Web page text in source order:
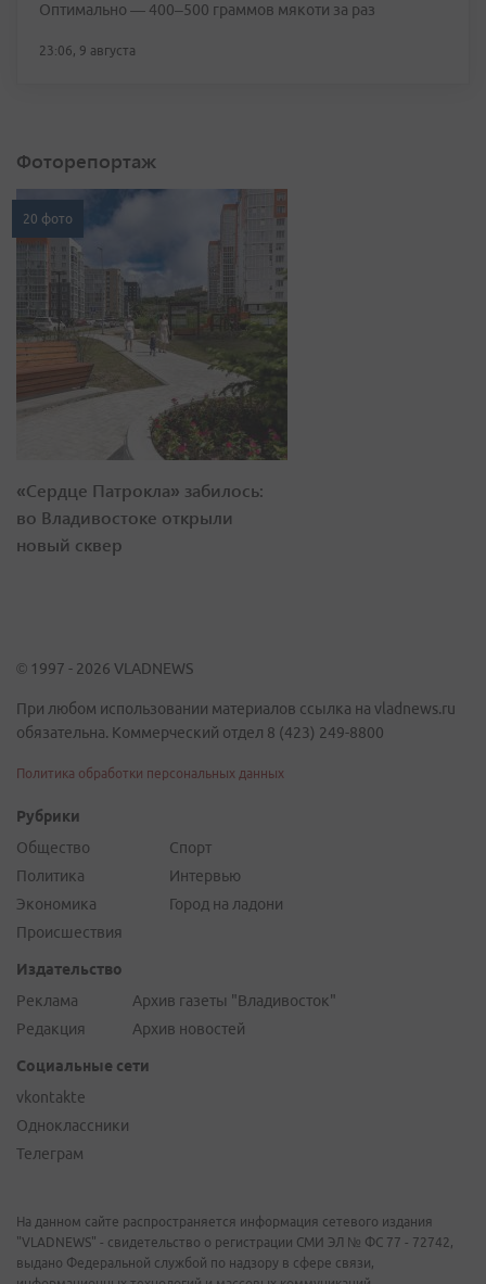
Оптимально — 400–500 граммов мякоти за раз
23:06, 9 августа
Фоторепортаж
20 фото
«Сердце Патрокла» забилось:
во Владивостоке открыли
новый сквер
© 1997 - 2026 VLADNEWS
При любом использовании материалов ссылка на vladnews.ru
обязательна. Коммерческий отдел 8 (423) 249-8800
Политика обработки персональных данных
Рубрики
Общество
Политика
Экономика
Происшествия
Спорт
Интервью
Город на ладони
Издательство
Реклама
Редакция
Архив газеты "Владивосток"
Архив новостей
Социальные сети
vkontakte
Одноклассники
Телеграм
На данном сайте распространяется информация сетевого издания
"VLADNEWS" - свидетельство о регистрации СМИ ЭЛ № ФС 77 - 72742,
выдано Федеральной службой по надзору в сфере связи,